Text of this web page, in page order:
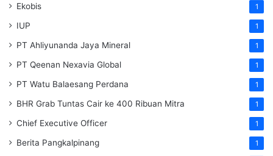
Ekobis 1
IUP 1
PT Ahliyunanda Jaya Mineral 1
PT Qeenan Nexavia Global 1
PT Watu Balaesang Perdana 1
BHR Grab Tuntas Cair ke 400 Ribuan Mitra 1
Chief Executive Officer 1
Berita Pangkalpinang 1